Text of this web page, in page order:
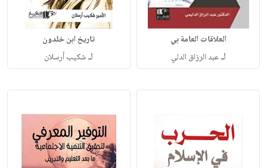
العلاقات العامة بي
لـعبد الرزاق الدلي
تاريخ ابن خلدون
لـشكيب أرسلان